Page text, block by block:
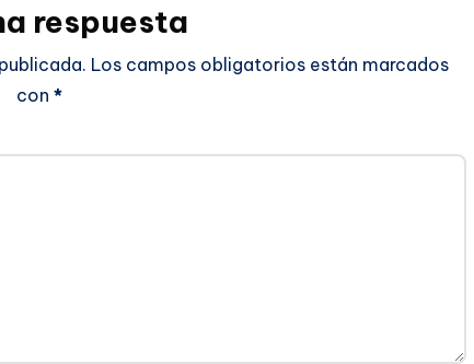
respuesta
Los campos obligatorios están marcados
con*